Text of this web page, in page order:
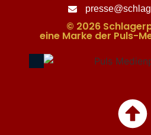
© 2026
eine Marke der Puls-